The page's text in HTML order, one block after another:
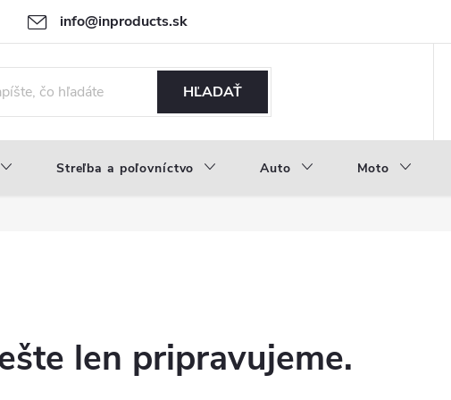
info@inproducts.sk
Náš príbeh
HĽADAŤ
Streľba a poľovníctvo Auto Moto
len pripravujeme.